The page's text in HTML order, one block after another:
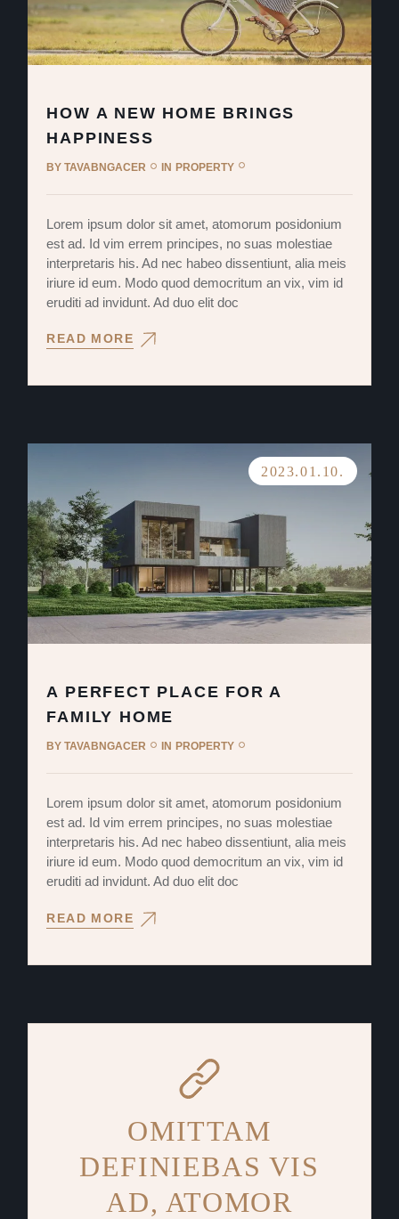
HOW A NEW HOME BRINGS
HAPPINESS
BYTAVABNGACER IN PROPERTY
Lorem ipsum dolor sit amet, atomorum posidonium
est ad. Id vim errem principes, no suas molestiae
interpretaris his. Ad nec habeo dissentiunt, alia meis
iriure id eum. Modo quod democritum an vix, vim id
eruditi ad invidunt. Ad duo elit doc
READ MORE
2023.01.10.
A PERFECT PLACE FOR A
FAMILY HOME
BYTAVABNGACER IN PROPERTY
Lorem ipsum dolor sit amet, atomorum posidonium
est ad. Id vim errem principes, no suas molestiae
interpretaris his. Ad nec habeo dissentiunt, alia meis
iriure id eum. Modo quod democritum an vix, vim id
eruditi ad invidunt. Ad duo elit doc
READ MORE
OMITTAM
DEFINIEBAS VIS
AD, ATOMOR